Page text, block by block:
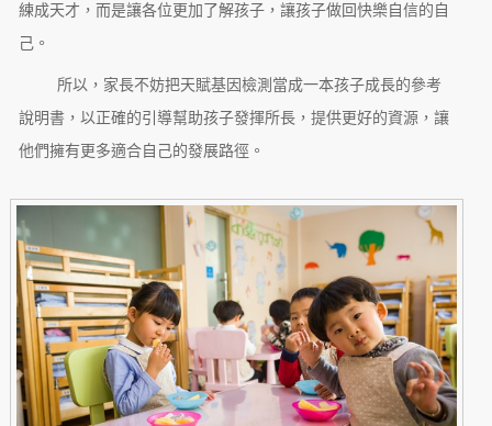
練成天才，而是讓各位更加了解孩子，讓孩子做回快樂自信的自
己。
所以，家長不妨把天賦基因檢測當成一本孩子成長的參考
說明書，以正確的引導幫助孩子發揮所長，提供更好的資源，讓
他們擁有更多適合自己的發展路徑。